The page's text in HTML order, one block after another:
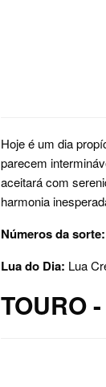
Hoje é um dia
parecem
aceitará com
harmonia
Números da sorte:
Lua do Dia: Lua
TOURO